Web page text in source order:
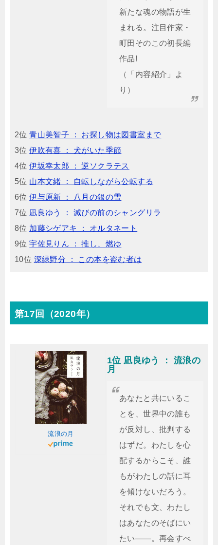
新たな魂の物語が生
まれる。注目作家・
町田そのこの初長編
作品!
（「内容紹介」よ
り）
2位青山美智子 ： お探し物は図書室まで
3位伊吹有喜 ： 犬がいた季節
4位伊坂幸太郎 ： 逆ソクラテス
5位 山本文緒 ： 自転しながら公転する
6位伊与原新 ： 八月の銀の雪
7位 凪良ゆう ： 滅びの前のシャングリラ
8位 加藤シゲアキ ： オルタネート
9位宇佐見りん ： 推し、燃ゆ
10位 深緑野分 ： この本を盗む者は
第17回（2020年）
流浪の月
1位 凪良ゆう ： 流浪の
月
あなたと共にいるこ
とを、世界中の誰も
が反対し、批判する
はずだ。わたしを心
配するからこそ、誰
もがわたしの話に耳
を傾けないだろう。
それでも文、わたし
はあなたのそばにい
たい――。再会すべ